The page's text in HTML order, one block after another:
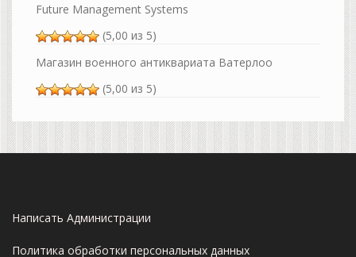
Future Management Systems
(5,00 из 5)
Магазин военного антиквариата Ватерлоо
(5,00 из 5)
Написать Администрации
Политика обработки персональных данных